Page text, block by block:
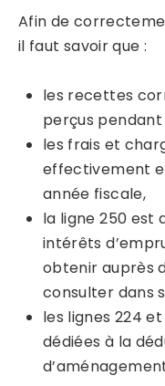
Afin de
il faut savoir que :
les recettes
perçus
les frais et
effectivement
année fiscale,
la ligne 250 est
intérêts
obtenir auprès
consulter dans
les lignes 224
dédiées à la